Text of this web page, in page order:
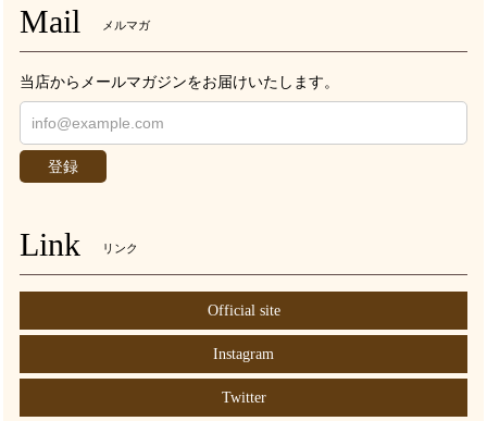
Mail メルマガ
当店からメールマガジンをお届けいたします。
登録
Link リンク
Official site
Instagram
Twitter